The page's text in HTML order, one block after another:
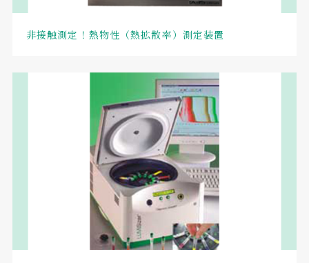
非接触測定！熱物性（熱拡散率）測定装置